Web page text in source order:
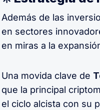
Además de las
en sectores
en miras a la
Una movida clave de
que la principal
el ciclo alcista con su